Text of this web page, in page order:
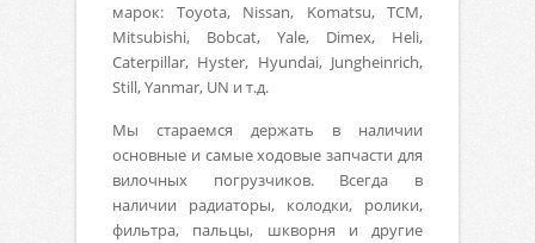
марок: Toyota, Nissan, Komatsu, TCM,
Mitsubishi, Bobcat, Yale, Dimex, Heli,
Caterpillar, Hyster, Hyundai, Jungheinrich,
Still, Yanmar, UN и т.д.
Мы стараемся держать в наличии
основные и самые ходовые запчасти для
вилочных погрузчиков. Всегда в
наличии радиаторы, колодки, ролики,
фильтра, пальцы, шкворня и другие